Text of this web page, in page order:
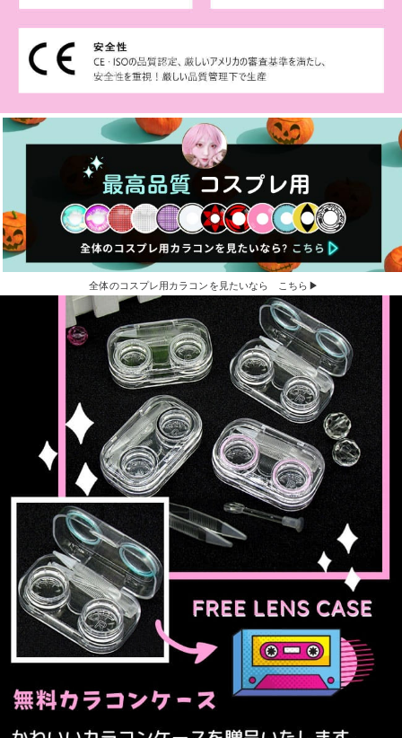
全体のコスプレ用カラコンを見たいなら こちら▶